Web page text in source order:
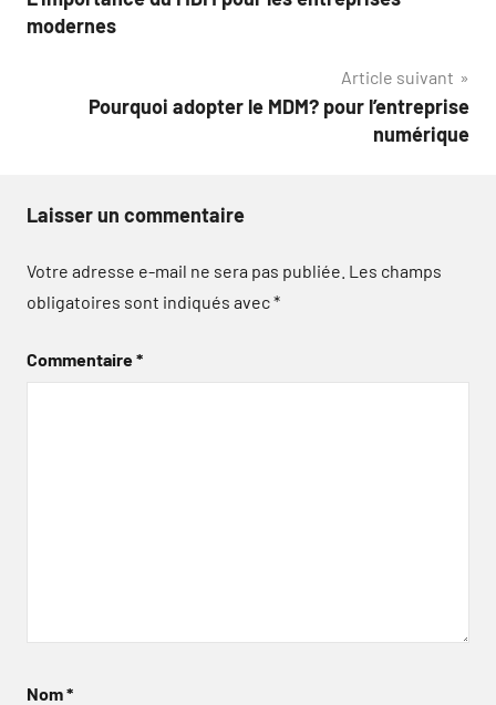
de
modernes
Article suivant
Pourquoi adopter le MDM? pour l’entreprise
numérique
Laisser un commentaire
Votre adresse e-mail ne sera pas publiée. Les champs
obligatoires sont indiqués avec*
Commentaire*
Nom*